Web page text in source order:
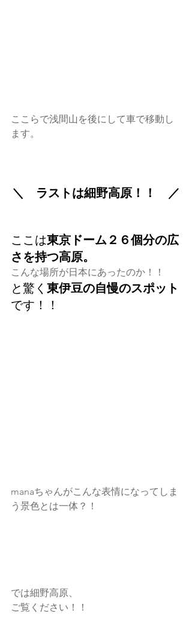
ここらで浅間山を後にして車で移動し
ます。
＼　ラストは細野高原！！　／
ここは東京ドーム２６個分の広
さを持つ高原。
こんな場所が日本にあったのか！！
と驚く 東伊豆の自慢のスポット
です！！
manaちゃんがこんな表情になってしま
う景色とは一体？！
では細野高原、
ご覧ください！！